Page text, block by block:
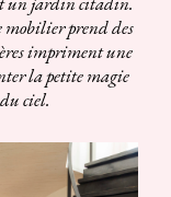
mobilier prend des
impriment une
la petite magie
ciel.